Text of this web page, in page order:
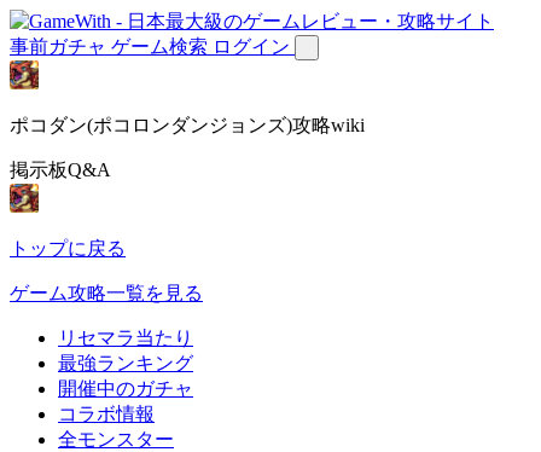
事前ガチャ ゲーム検索 ログイン
ポコダン(ポコロンダンジョンズ)攻略wiki
掲示板Q&A
トップに戻る
ゲーム攻略一覧を見る
リセマラ当たり
最強ランキング
開催中のガチャ
コラボ情報
全モンスター